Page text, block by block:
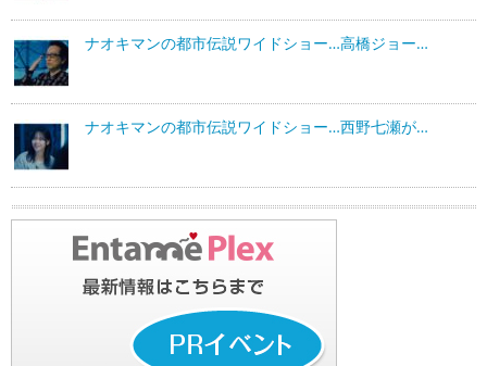
ナオキマンの都市伝説ワイドショー…高橋ジョー…
ナオキマンの都市伝説ワイドショー…西野七瀬が…